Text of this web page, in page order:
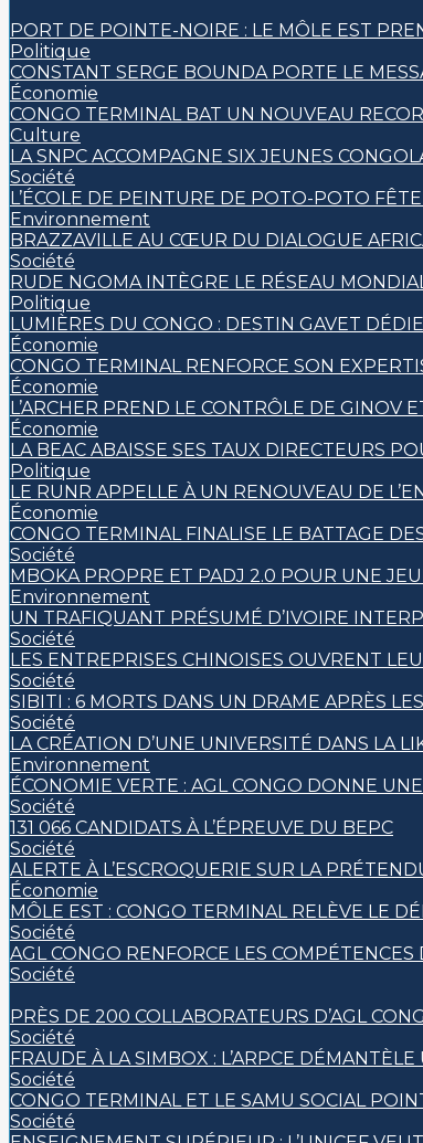
PORT DE POINTE-NOIRE : LE MÔLE EST
Politique
CONSTANT SERGE BOUNDA PORTE LE
Économie
CONGO TERMINAL BAT UN NOUVEAU
Culture
LA SNPC ACCOMPAGNE SIX JEUNES
Société
L’ÉCOLE DE PEINTURE DE POTO-POTO
Environnement
BRAZZAVILLE AU CŒUR DU DIALOGUE
Société
RUDE NGOMA INTÈGRE LE RÉSEAU
Politique
LUMIÈRES DU CONGO : DESTIN GAVET
Économie
CONGO TERMINAL RENFORCE SON
Économie
L’ARCHER PREND LE CONTRÔLE DE GINOV
Économie
LA BEAC ABAISSE SES TAUX DIRECTEURS
Politique
LE RUNR APPELLE À UN RENOUVEAU DE
Économie
CONGO TERMINAL FINALISE LE BATTAGE
Société
MBOKA PROPRE ET PADJ 2.0 POUR UNE
Environnement
UN TRAFIQUANT PRÉSUMÉ D’IVOIRE
Société
LES ENTREPRISES CHINOISES OUVRENT
Société
SIBITI : 6 MORTS DANS UN DRAME APRÈS
Société
LA CRÉATION D’UNE UNIVERSITÉ DANS LA
Environnement
ÉCONOMIE VERTE : AGL CONGO DONNE
Société
131 066 CANDIDATS À L’ÉPREUVE DU BEPC
Société
ALERTE À L’ESCROQUERIE SUR LA
Économie
MÔLE EST : CONGO TERMINAL RELÈVE LE
Société
AGL CONGO RENFORCE LES
Société
PRÈS DE 200 COLLABORATEURS D’AGL
Société
FRAUDE À LA SIMBOX : L’ARPCE
Société
CONGO TERMINAL ET LE SAMU SOCIAL
Société